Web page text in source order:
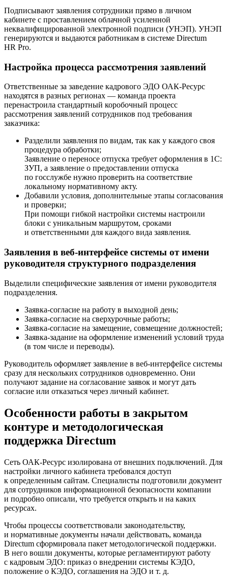
Подписывают заявления сотрудники прямо в личном
кабинете с проставлением облачной усиленной
неквалифицированной электронной подписи (УНЭП). УНЭП
генерируются и выдаются работникам в системе Directum
HR Pro.
Настройка процесса рассмотрения заявлений
Ответственные за заведение кадрового ЭДО ОАК-Ресурс
находятся в разных регионах — команда проекта
перенастроила стандартный коробочный процесс
рассмотрения заявлений сотрудников под требования
заказчика:
Разделили заявления по видам, так как у каждого своя
процедура обработки;
Заявление о переносе отпуска требует оформления в 1С:
ЗУП, а заявление о предоставлении отпуска
по госслужбе нужно проверить на соответствие
локальному нормативному акту.
Добавили условия, дополнительные этапы согласования
и проверки;
При помощи гибкой настройки системы настроили
блоки с уникальным маршрутом, сроками
и ответственными для каждого вида заявления.
Заявления в веб-интерфейсе системы от имени
руководителя структурного подразделения
Выделили специфические заявления от имени руководителя
подразделения.
Заявка-согласие на работу в выходной день;
Заявка-согласие на сверхурочные работы;
Заявка-согласие на замещение, совмещение должностей;
Заявка-задание на оформление изменений условий труда
(в том числе и переводы).
Руководитель оформляет заявление в веб-интерфейсе системы
сразу для нескольких сотрудников одновременно. Они
получают задание на согласование заявок и могут дать
согласие или отказаться через личный кабинет.
Особенности работы в закрытом
контуре и методологическая
поддержка Directum
Сеть ОАК-Ресурс изолирована от внешних подключений. Для
настройки личного кабинета требовался доступ
к определенным сайтам. Специалисты подготовили документ
для сотрудников информационной безопасности компании
и подробно описали, что требуется открыть и на каких
ресурсах.
Чтобы процессы соответствовали законодательству,
и нормативные документы начали действовать, команда
Directum сформировала пакет методологической поддержки.
В него вошли документы, которые регламентируют работу
с кадровым ЭДО: приказ о внедрении системы КЭДО,
положение о КЭДО, соглашения на ЭДО и т. д.